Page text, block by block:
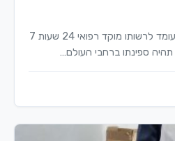
כל קפטן של ספינה יודע כי עומד לרשותו מוקד רפואי 24 שעות 7
ספינתו ברחבי העולם…